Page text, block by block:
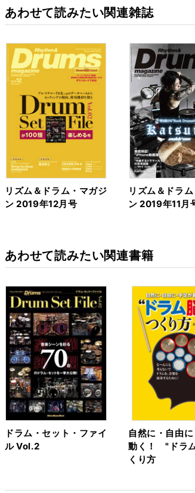
あわせて読みたい関連雑誌
リズム＆ドラム・マガジ
ン 2019年12月号
リズム＆ドラ
ン 2019年11月
あわせて読みたい関連書籍
ドラム・セット・ファイ
ル Vol.2
自然に・自由
動く！ "ドラ
くり方